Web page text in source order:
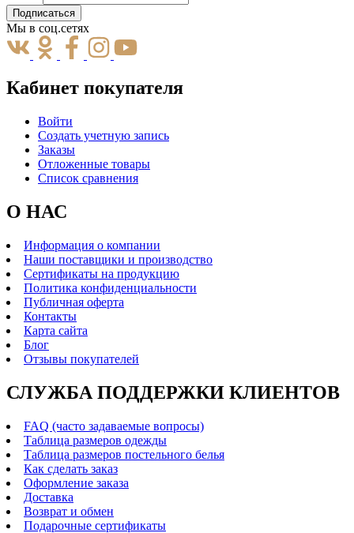
Подписаться
Мы в соц.сетях
Кабинет покупателя
Войти
Создать учетную запись
Заказы
Отложенные товары
Список сравнения
О НАС
Информация о компании
Наши поставщики и производство
Сертификаты на продукцию
Политика конфиденциальности
Публичная оферта
Контакты
Карта сайта
Блог
Отзывы покупателей
СЛУЖБА ПОДДЕРЖКИ КЛИЕНТОВ
FAQ (часто задаваемые вопросы)
Таблица размеров одежды
Таблица размеров постельного белья
Как сделать заказ
Оформление заказа
Доставка
Возврат и обмен
Подарочные сертификаты